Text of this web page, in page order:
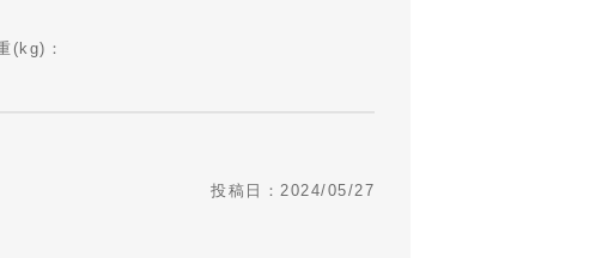
(kg)：
投稿日：2024/05/27